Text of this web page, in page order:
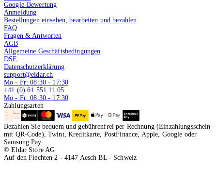
Google-Bewertung
Anmeldung
Bestellungen einsehen, bearbeiten und bezahlen
FAQ
Fragen & Antworten
AGB
Allgemeine Geschäftsbedingungen
DSE
Datenschutzerklärung
support@eldar.ch
Mo - Fr: 08:30 - 17:30
+41 (0) 61 551 11 05
Mo - Fr: 08:30 - 17:30
Zahlungsarten
Bezahlen Sie bequem und gebührenfrei per Rechnung (Einzahlungsschein
mit QR-Code), Twint, Kreditkarte, PostFinance, Apple, Google oder
Samsung Pay.
© Eldar Store AG
Auf den Fiechten 2 - 4147 Aesch BL - Schweiz